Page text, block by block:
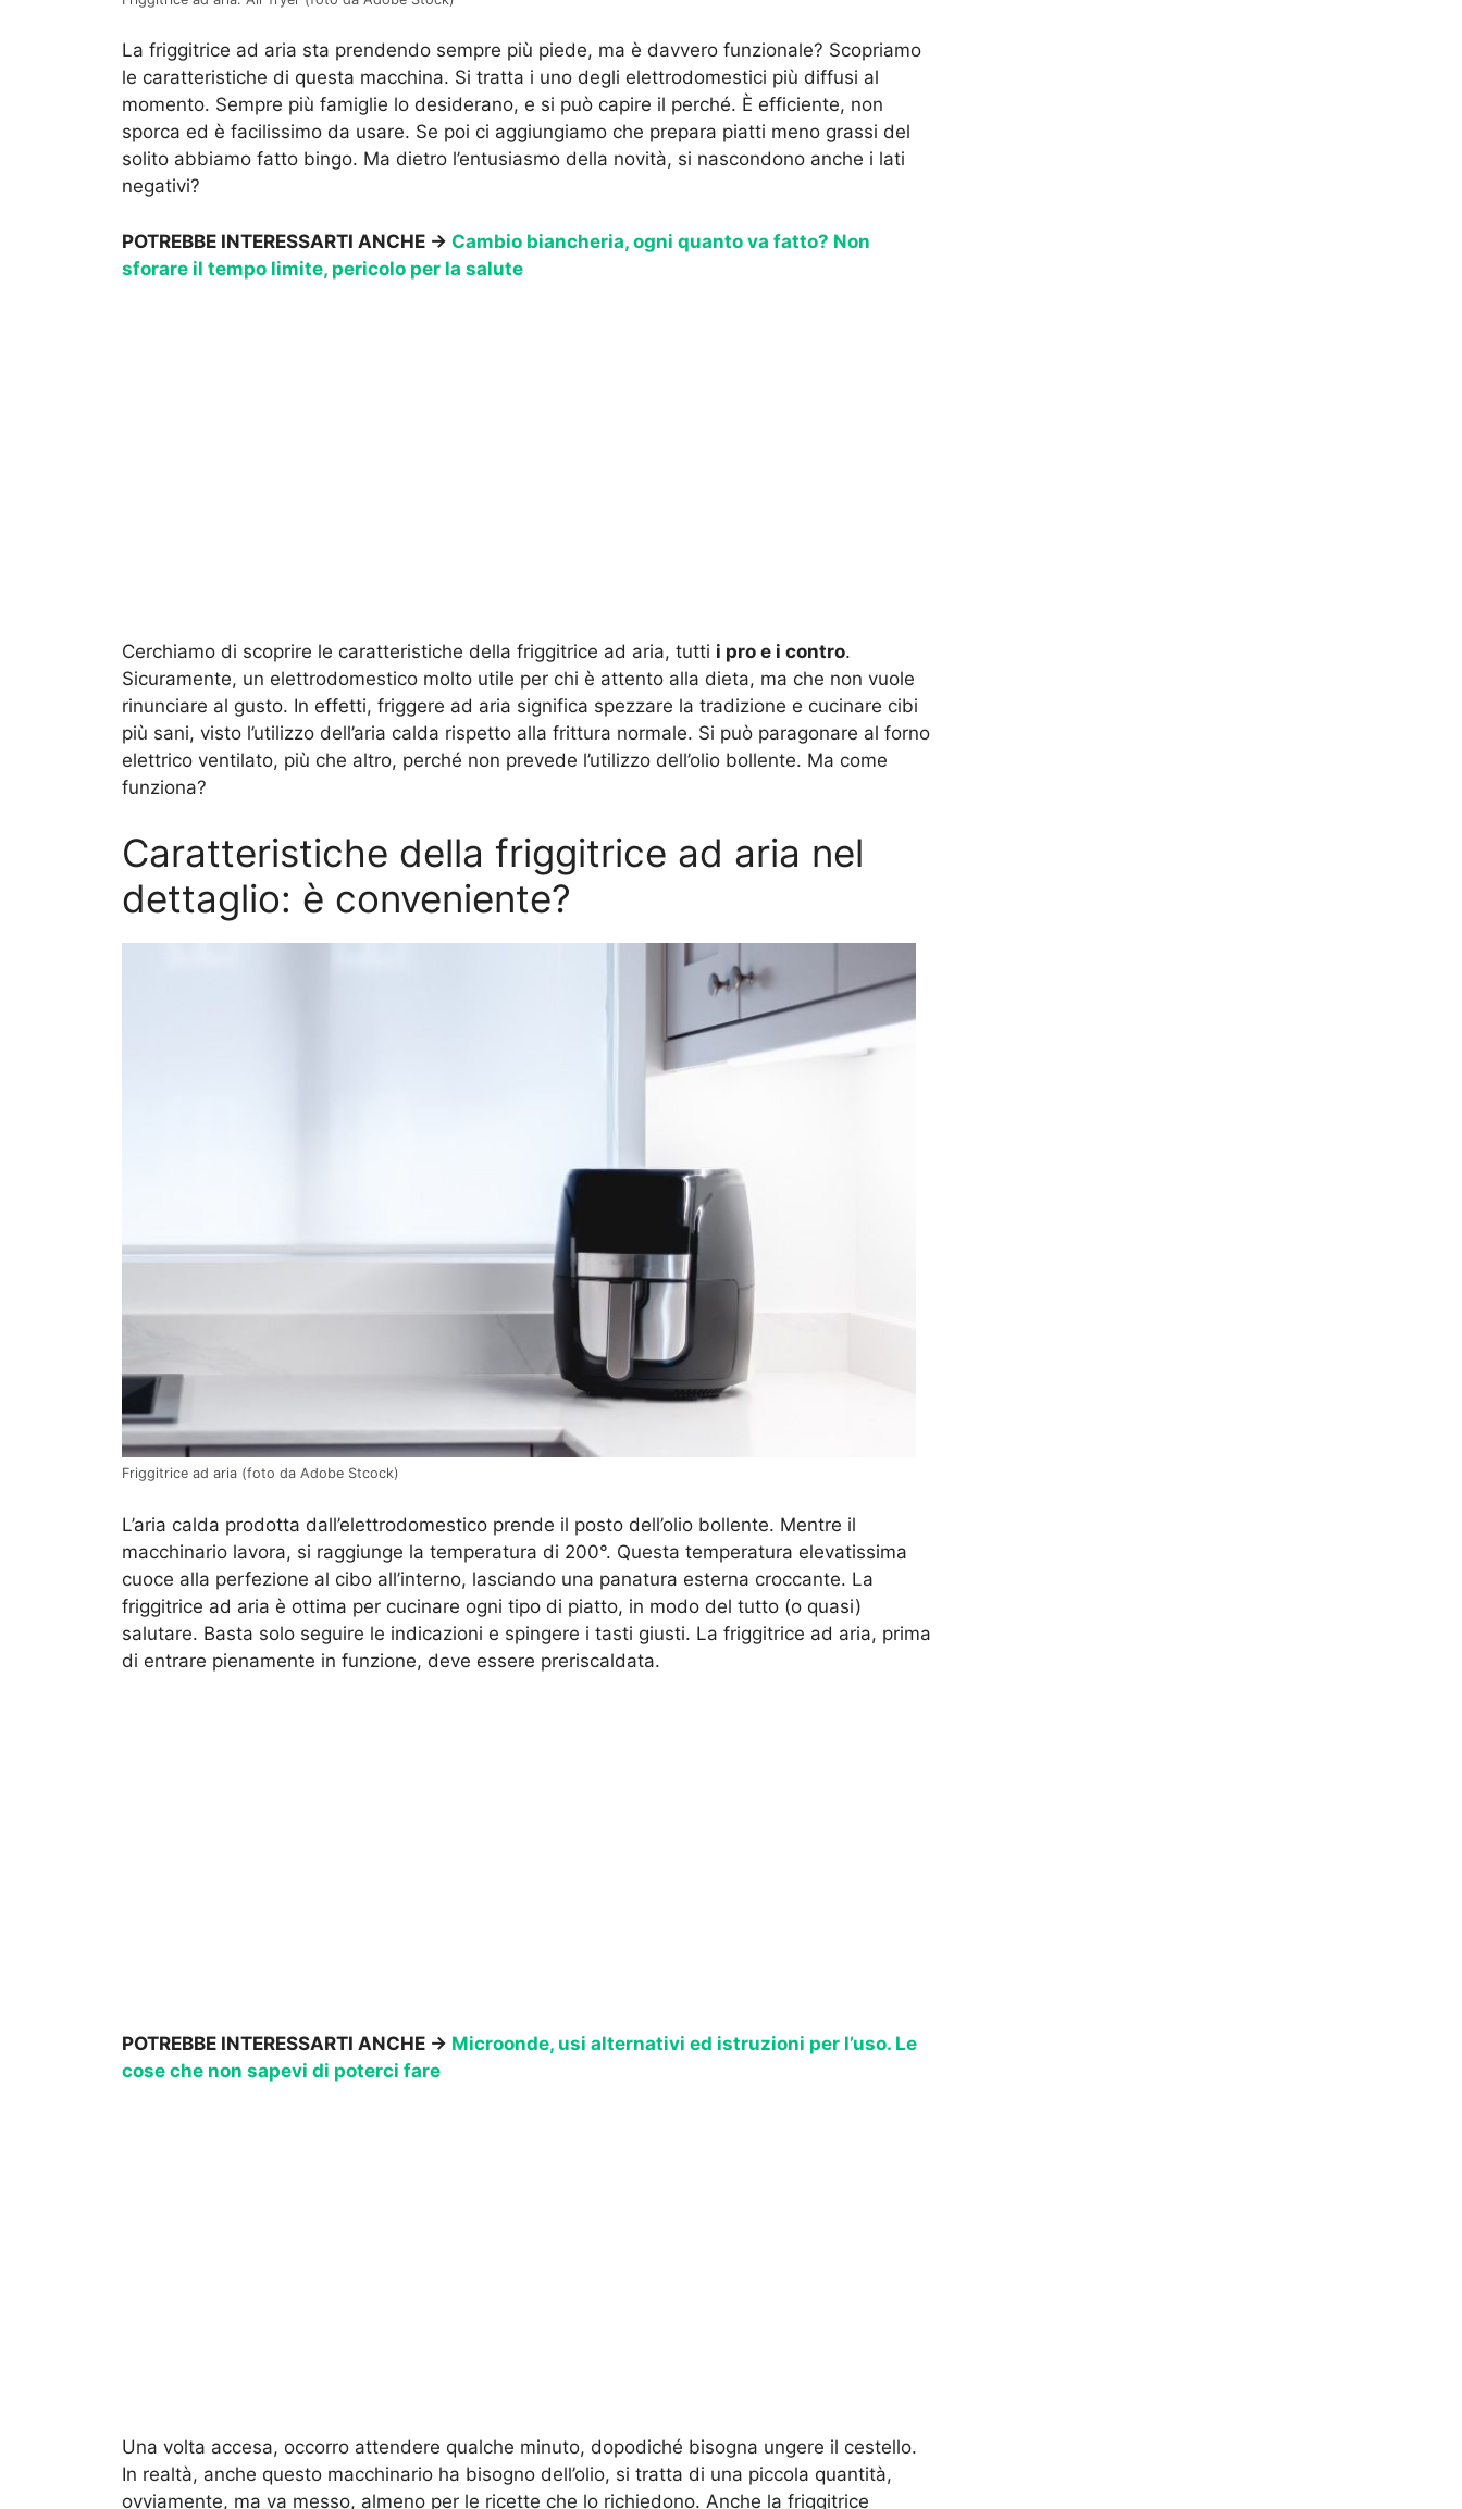
La friggitrice ad aria sta prendendo sempre più piede, ma è davvero funzionale? Scopriamo
le caratteristiche di questa macchina. Si tratta i uno degli elettrodomestici più diffusi al
momento. Sempre più famiglie lo desiderano, e si può capire il perché. È efficiente, non
sporca ed è facilissimo da usare. Se poi ci aggiungiamo che prepara piatti meno grassi del
solito abbiamo fatto bingo. Ma dietro l’entusiasmo della novità, si nascondono anche i lati
negativi?
POTREBBE INTERESSARTI ANCHE → Cambio biancheria, ogni quanto va fatto? Non
sforare il tempo limite, pericolo per la salute
Cerchiamo di scoprire le caratteristiche della friggitrice ad aria, tutti i pro e i contro.
Sicuramente, un elettrodomestico molto utile per chi è attento alla dieta, ma che non vuole
rinunciare al gusto. In effetti, friggere ad aria significa spezzare la tradizione e cucinare cibi
più sani, visto l’utilizzo dell’aria calda rispetto alla frittura normale. Si può paragonare al forno
elettrico ventilato, più che altro, perché non prevede l’utilizzo dell’olio bollente. Ma come
funziona?
Caratteristiche della friggitrice ad aria nel
dettaglio: è conveniente?
Friggitrice ad aria (foto da Adobe Stcock)
L’aria calda prodotta dall’elettrodomestico prende il posto dell’olio bollente. Mentre il
macchinario lavora, si raggiunge la temperatura di 200°. Questa temperatura elevatissima
cuoce alla perfezione al cibo all’interno, lasciando una panatura esterna croccante. La
friggitrice ad aria è ottima per cucinare ogni tipo di piatto, in modo del tutto (o quasi)
salutare. Basta solo seguire le indicazioni e spingere i tasti giusti. La friggitrice ad aria, prima
di entrare pienamente in funzione, deve essere preriscaldata.
POTREBBE INTERESSARTI ANCHE → Microonde, usi alternativi ed istruzioni per l’uso. Le
cose che non sapevi di poterci fare
Una volta accesa, occorro attendere qualche minuto, dopodiché bisogna ungere il cestello.
In realtà, anche questo macchinario ha bisogno dell’olio, si tratta di una piccola quantità,
ovviamente, ma va messo, almeno per le ricette che lo richiedono. Anche la friggitrice